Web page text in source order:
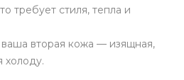
требует стиля, тепла и
вторая кожа — изящная,
холоду.